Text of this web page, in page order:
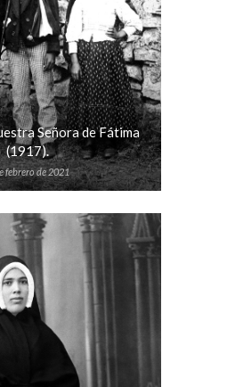
Señora de Fátima
(1917).
febrero de 2021